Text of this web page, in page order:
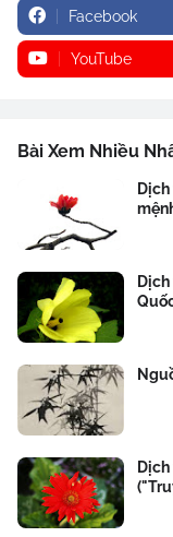
Facebook
YouTube
Bài Xem Nhiều
Dịch